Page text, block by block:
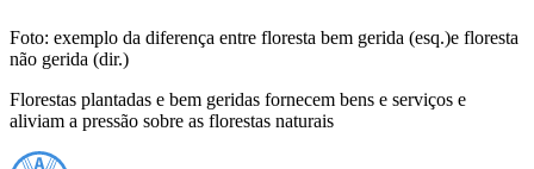
Foto: exemplo da diferença entre floresta bem gerida (esq.)e floresta
não gerida (dir.)
Florestas plantadas e bem geridas fornecem bens e serviços e
aliviam a pressão sobre as florestas naturais